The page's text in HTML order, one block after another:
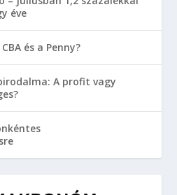
éve
és a Penny?
A profit vagy